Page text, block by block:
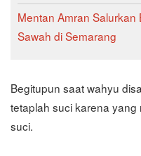
Mentan Amran Salurkan
Sawah di Semarang
Begitupun saat wahyu
tetaplah suci karena
suci.